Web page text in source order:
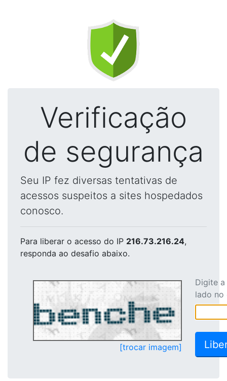
Verificação
de segurança
Seu IP fez diversas tentativas de
acessos suspeitos a sites hospedados
conosco.
Para liberar o acesso do IP 216.73.216.24,
responda ao desafio abaixo.
[trocar imagem]
Digite
lado no